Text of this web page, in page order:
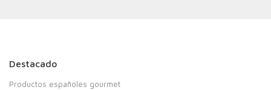
Destacado
Productos españoles gourmet